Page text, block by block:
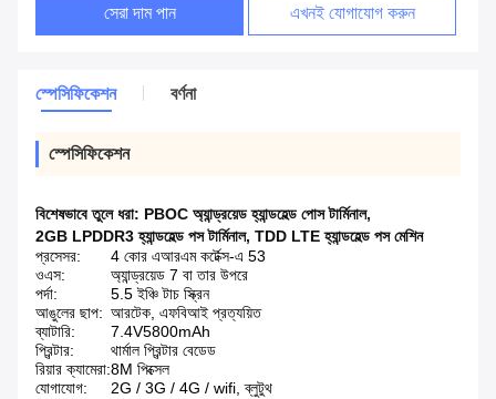
সেরা দাম পান এখনই যোগাযোগ করুন
স্পেসিফিকেশন বর্ণনা
স্পেসিফিকেশন
বিশেষভাবে তুলে ধরা: PBOC অ্যান্ড্রয়েড হ্যান্ডহেল্ড পোস টার্মিনাল,
2GB LPDDR3 হ্যান্ডহেল্ড পস টার্মিনাল, TDD LTE হ্যান্ডহেল্ড পস মেশিন
প্রসেসর:
4 কোর এআরএম কর্টেক্স-এ 53
ওএস:
অ্যান্ড্রয়েড 7 বা তার উপরে
পর্দা:
5.5 ইঞ্চি টাচ স্ক্রিন
আঙুলের ছাপ: আরটেক, এফবিআই প্রত্যয়িত
ব্যাটারি:
7.4V5800mAh
প্রিন্টার:
থার্মাল প্রিন্টার বেডেড
রিয়ার ক্যামেরা:8M পিক্সেল
যোগাযোগ:
2G / 3G / 4G / wifi, ব্লুটুথ